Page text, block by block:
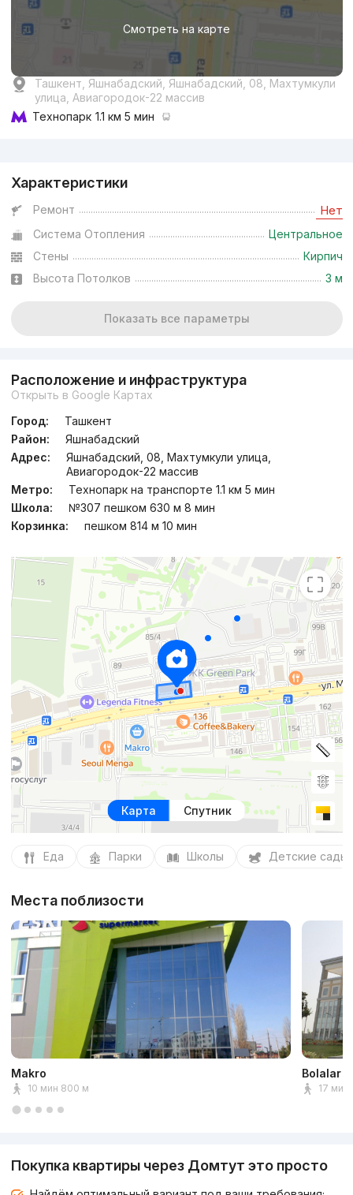
Смотреть на карте
Ташкент, Яшнабадский, Яшнабадский, 08, Махтумкули
улица, Авиагородок-22 массив
Технопарк 1.1 км 5 мин
Характеристики
Ремонт Нет
Система Отопления
Центральное
Стены
Кирпич
Высота Потолков
3 м
Показать все параметры
Расположение и инфраструктура
Открыть в Google Картах
Город:
Ташкент
Район:
Яшнабадский
Адрес:
Яшнабадский, 08, Махтумкули улица,
Авиагородок-22 массив
Метро:
Технопарк на транспорте 1.1 км 5 мин
Школа:
№307 пешком 630 м 8 мин
Корзинка:
пешком 814 м 10 мин
Карта Спутник
Еда Парки Школы Детские сады
Места поблизости
Makro
10 мин 800 м
Bolalar
17 мин
Покупка квартиры через Домтут это просто